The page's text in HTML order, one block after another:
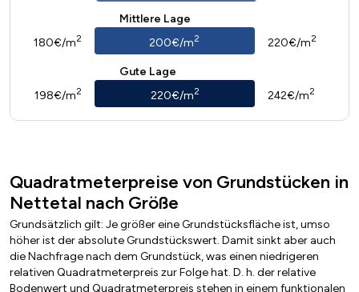
Mittlere Lage
180€/m2 200€/m2 220€/m2
Gute Lage
198€/m2 220€/m2 242€/m2
Quadratmeterpreise von Grundstücken in
Nettetal nach Größe
Grundsätzlich gilt: Je größer eine Grundstücksfläche ist, umso
höher ist der absolute Grundstückswert. Damit sinkt aber auch
die Nachfrage nach dem Grundstück, was einen niedrigeren
relativen Quadratmeterpreis zur Folge hat. D. h. der relative
Bodenwert und Quadratmeterpreis stehen in einem funktionalen